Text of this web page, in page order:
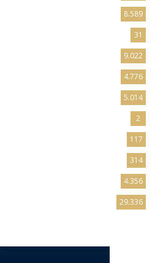
8.589
31
9.022
4.776
5.014
2
117
314
4.356
29.336